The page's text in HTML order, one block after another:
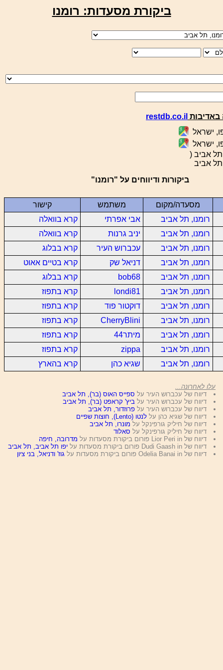
ביקורת מסעדות: רומנו
restdb.co.il
ישראל
ישראל
ביקורות ודיווחים על "רומנו"
מסעדה/מקום משתמש
קישור
רומנו, תל אביב
אבי אפרתי
קרא בוואלה
רומנו, תל אביב
יניב גרנות
קרא בוואלה
רומנו, תל אביב
עכברוש העיר
קרא בבלוג
רומנו, תל אביב
דניאל שק
קרא בטיים אאוט
רומנו, תל אביב
bob68
קרא בבלוג
רומנו, תל אביב
londi81
קרא בתפוז
רומנו, תל אביב
דוקטור פוד
קרא בתפוז
רומנו, תל אביב
CherryBlini
קרא בתפוז
רומנו, תל אביב
מיתר44
קרא בתפוז
רומנו, תל אביב
zippa
קרא בתפוז
רומנו, תל אביב
שגיא כהן קרא בהארץ
עלו לאחרונה...
דיווח של עכברוש העיר על ספייס האוס (בר), תל אביב
דיווח של עכברוש העיר על ביץ' קראפט (בר), תל אביב
דיווח של עכברוש העיר עלפרוזדור, תל אביב
דיווח של שגיא כהן עללנטו (Lento), חוצות שפיים
דיווח של חיליק גורפינקל על מונרו, תל אביב
דיווח של חיליק גורפינקל על סאלוד
דיווח של Lior Peri in פורום ביקורת מסעדות על
מדרובה, חיפה
דיווח של Dudi Gaash in פורום ביקורת מסעדות על
יפו תל אביב, תל אביב
דיווח של Odelia Banai in פורום ביקורת מסעדות על
גוז' ודניאל, בני ציון